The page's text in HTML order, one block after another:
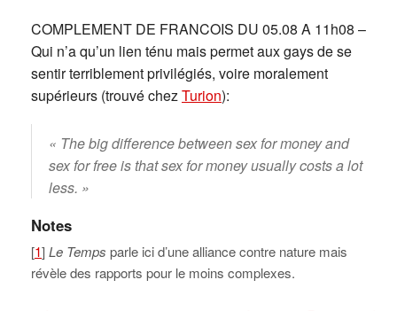
COMPLEMENT DE FRANCOIS DU 05.08 A 11h08 –
Qui n’a qu’un lien ténu mais permet aux gays de se
sentir terriblement privilégiés, voire moralement
supérieurs (trouvé chezTurion):
« The big difference between sex for money and
sex for free is that sex for money usually costs a lot
less. »
Notes
[1] Le Temps parle ici d’une alliance contre nature mais
révèle des rapports pour le moins complexes.